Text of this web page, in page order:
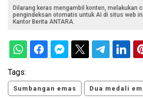
Dilarang keras mengambil konten, melakukan
pengindeksan otomatis untuk AI di situs web
Kantor Berita ANTARA.
Tags:
Sumbangan emas Dua medali